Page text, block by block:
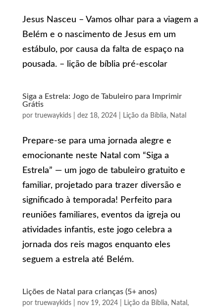
Jesus Nasceu – Vamos olhar para a viagem a
Belém e o nascimento de Jesus em um
estábulo, por causa da falta de espaço na
pousada. – lição de bíblia pré-escolar
Siga a Estrela: Jogo de Tabuleiro para Imprimir
Grátis
por truewaykids| dez 18, 2024| Lição da Bíblia, Natal
Prepare-se para uma jornada alegre e
emocionante neste Natal com “Siga a
Estrela” — um jogo de tabuleiro gratuito e
familiar, projetado para trazer diversão e
significado à temporada! Perfeito para
reuniões familiares, eventos da igreja ou
atividades infantis, este jogo celebra a
jornada dos reis magos enquanto eles
seguem a estrela até Belém.
Lições de Natal para crianças (5+ anos)
por truewaykids| nov 19, 2024| Lição da Bíblia, Natal ,